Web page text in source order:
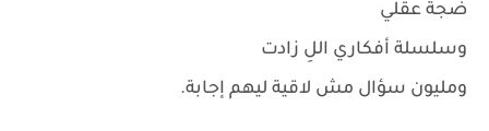
ضجة عقلي
وسلسلة أفكاري اللِ زادت
ومليون سؤال مش لاقية ليهم إجابة.